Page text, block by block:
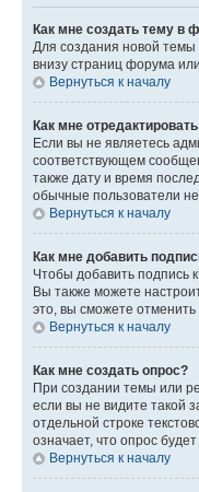
Как мне создать тему в
Для создания новой
внизу страниц форума
Вернуться к началу
Как мне
Если вы не являетесь
соответствующем
также дату и время
обычные пользователи не
Вернуться к началу
Как мне добавить
Чтобы добавить подпись
Вы также можете
это, вы сможете
Вернуться к началу
Как мне создать опрос?
При создании темы или
если вы не видите такой
отдельной строке
означает, что опрос
Вернуться к началу